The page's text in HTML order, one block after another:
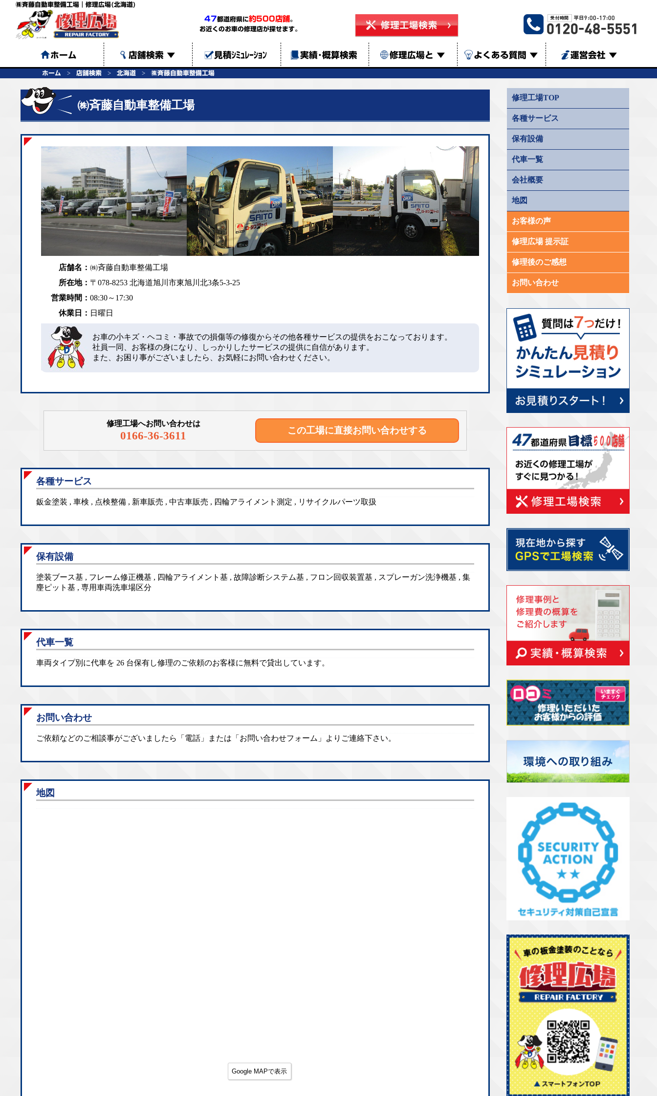
㈱斉藤自動車整備工場｜修理広場(北海道)
47都道府県に約500店舗。
お近くのお車の修理店が探せます。
ホーム 店舗検索 ▼ 見積ｼﾐｭﾚｰｼｮﾝ 実績･概算検索 修理広場と ▼ よくある質問 ▼ 運営会社 ▼
ホーム 店舗検索 北海道 ㈱斉藤自動車整備工場
㈱斉藤自動車整備工場
店舗名： ㈱斉藤自動車整備工場
所在地： 〒078-8253 北海道旭川市東旭川北3条5-3-25
営業時間： 08:30～17:30
休業日： 日曜日
お車の小キズ・ヘコミ・事故での損傷等の修復からその他各種サービスの提供をおこなっております。
社員一同、お客様の身になり、しっかりしたサービスの提供に自信があります。
また、お困り事がございましたら、お気軽にお問い合わせください。
修理工場へお問い合わせは
0166-36-3611 この工場に直接お問い合わせする
各種サービス
鈑金塗装 , 車検 , 点検整備 , 新車販売 , 中古車販売 , 四輪アライメント測定 , リサイクルパーツ取扱
保有設備
塗装ブース基 , フレーム修正機基 , 四輪アライメント基 , 故障診断システム基 , フロン回収装置基 , スプレーガン洗浄機基 , 集
麈ピット基 , 専用車両洗車場区分
代車一覧
車両タイプ別に代車を 26 台保有し修理のご依頼のお客様に無料で貸出しています。
お問い合わせ
ご依頼などのご相談事がございましたら「電話」または「お問い合わせフォーム」よりご連絡下さい。
地図
Google MAPで表示
修理工場TOP
各種サービス
保有設備
代車一覧
会社概要
地図
お客様の声
修理広場 提示証
修理後のご感想
お問い合わせ